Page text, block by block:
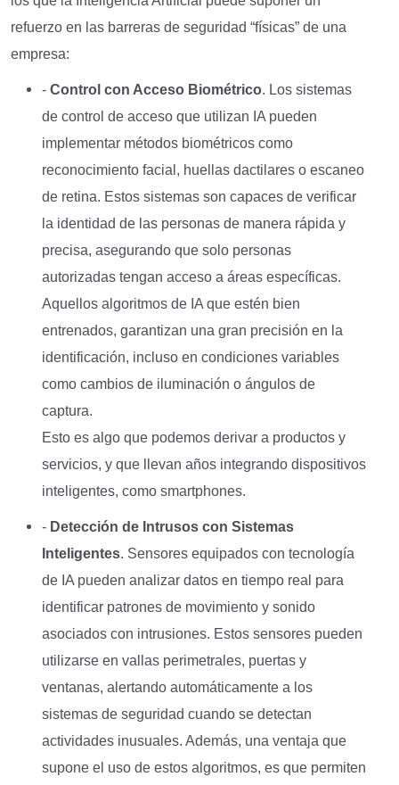
refuerzo en las barreras de seguridad “físicas” de una
empresa:
- Control con Acceso Biométrico. Los sistemas
de control de acceso que utilizan IA pueden
implementar métodos biométricos como
reconocimiento facial, huellas dactilares o escaneo
de retina. Estos sistemas son capaces de verificar
la identidad de las personas de manera rápida y
precisa, asegurando que solo personas
autorizadas tengan acceso a áreas específicas.
Aquellos algoritmos de IA que estén bien
entrenados, garantizan una gran precisión en la
identificación, incluso en condiciones variables
como cambios de iluminación o ángulos de
captura.
Esto es algo que podemos derivar a productos y
servicios, y que llevan años integrando dispositivos
inteligentes, como smartphones.
- Detección de Intrusos con Sistemas
Inteligentes. Sensores equipados con tecnología
de IA pueden analizar datos en tiempo real para
identificar patrones de movimiento y sonido
asociados con intrusiones. Estos sensores pueden
utilizarse en vallas perimetrales, puertas y
ventanas, alertando automáticamente a los
sistemas de seguridad cuando se detectan
actividades inusuales. Además, una ventaja que
supone el uso de estos algoritmos, es que permiten